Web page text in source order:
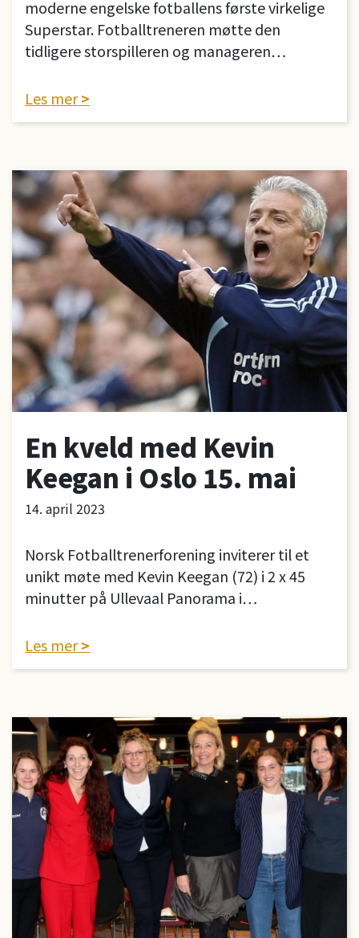
moderne engelske fotballens første virkelige
Superstar. Fotballtreneren møtte den
tidligere storspilleren og manageren…
Les mer
14. april 2023
En kveld med Kevin
Keegan i Oslo 15. mai
Norsk Fotballtrenerforening inviterer til et
unikt møte med Kevin Keegan (72) i 2 x 45
minutter på Ullevaal Panorama i…
Les mer